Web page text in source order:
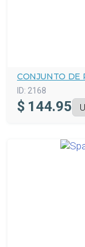
CONJUNTO DE
ID: 2168
$ 144.95